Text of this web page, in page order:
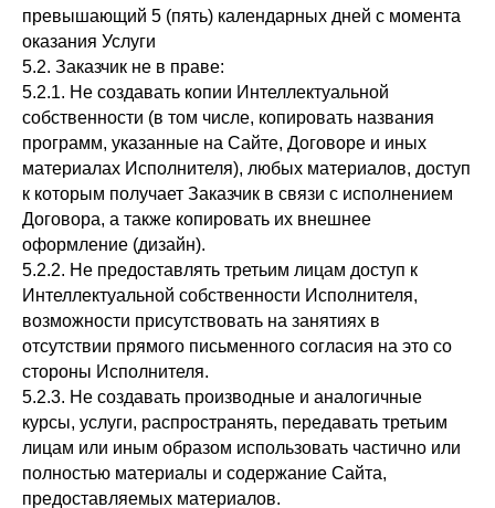
превышающий 5 (пять) календарных дней с момента
оказания Услуги
5.2. Заказчик не в праве:
5.2.1. Не создавать копии Интеллектуальной
собственности (в том числе, копировать названия
программ, указанные на Сайте, Договоре и иных
материалах Исполнителя), любых материалов, доступ
к которым получает Заказчик в связи с исполнением
Договора, а также копировать их внешнее
оформление (дизайн).
5.2.2. Не предоставлять третьим лицам доступ к
Интеллектуальной собственности Исполнителя,
возможности присутствовать на занятиях в
отсутствии прямого письменного согласия на это со
стороны Исполнителя.
5.2.3. Не создавать производные и аналогичные
курсы, услуги, распространять, передавать третьим
лицам или иным образом использовать частично или
полностью материалы и содержание Сайта,
предоставляемых материалов.